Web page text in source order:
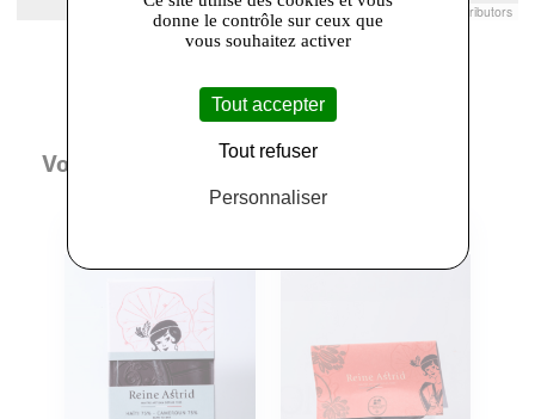
Leaflet |© Openstreetmap France | ©OpenStreetMap contributors
Vous aimerez aussi
donne le contrôle sur ceux que
vous souhaitez activer
Tout accepter
Tout refuser
Personnaliser